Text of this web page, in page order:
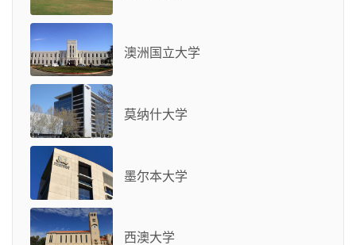
澳洲国立大学
莫纳什大学
墨尔本大学
西澳大学